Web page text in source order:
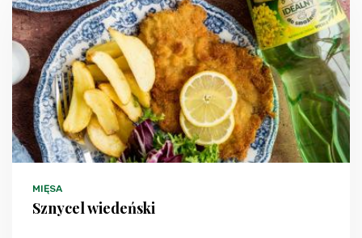
MIĘSA
Sznycel wiedeński